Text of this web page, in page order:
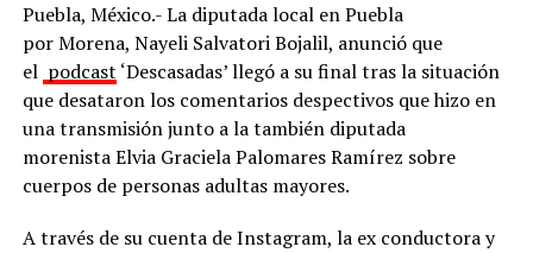
Puebla, México.- La diputada local en Puebla
por Morena, Nayeli Salvatori Bojalil, anunció que
el podcast ‘Descasadas’ llegó a su final tras la situación
que desataron los comentarios despectivos que hizo en
una transmisión junto a la también diputada
morenista Elvia Graciela Palomares Ramírez sobre
cuerpos de personas adultas mayores.
A través de su cuenta de Instagram, la ex conductora y